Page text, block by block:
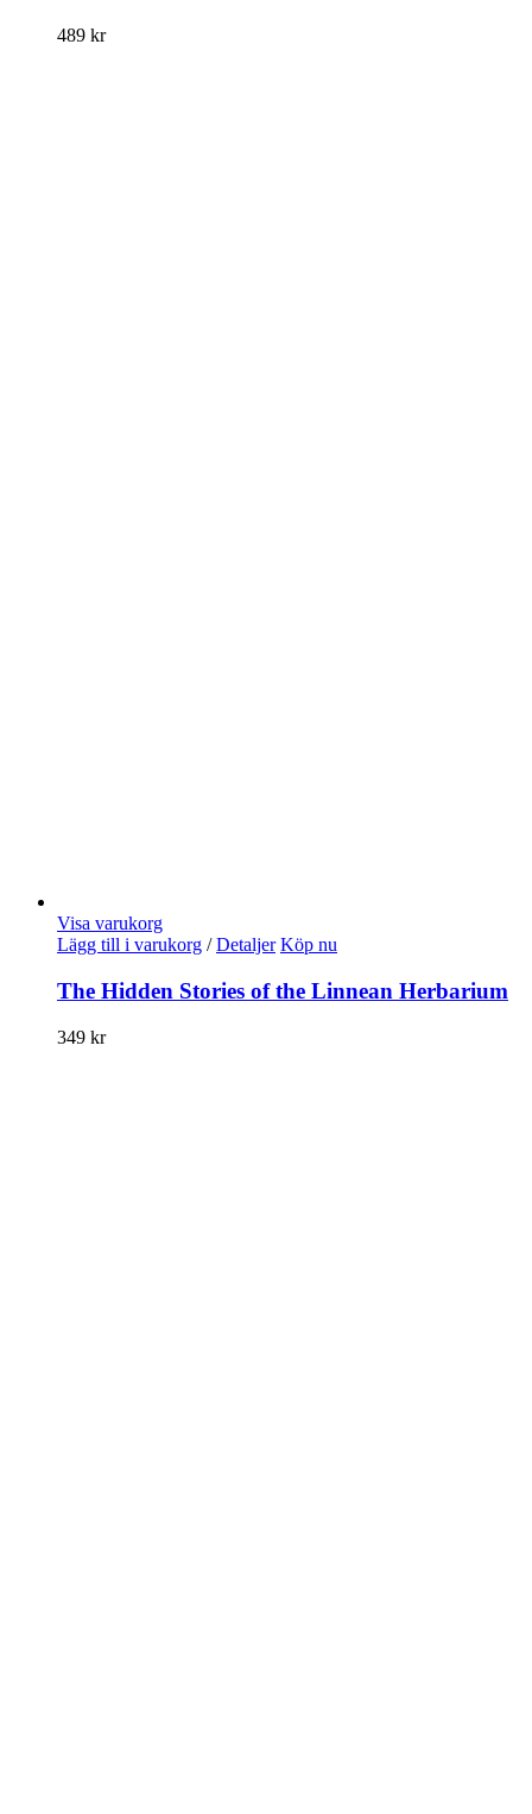
489 kr
Visa varukorg
Lägg till i varukorg / Detaljer Köp nu
The Hidden Stories of the Linnean Herbarium
349 kr